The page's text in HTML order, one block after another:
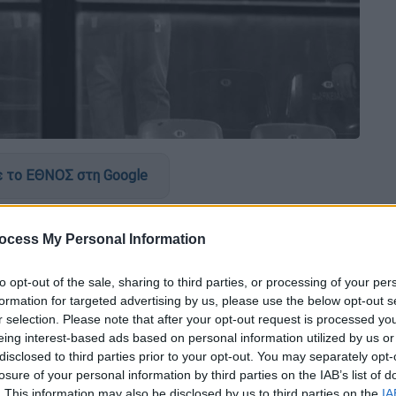
My Personal Information
opt-out of the sale, sharing to third parties, or processing of your
for targeted advertising by us, please use the below opt-out
selection. Please note that after your opt-out request is processed
interest-based ads based on personal information utilized by us
to third parties prior to your opt-out. You may separately
of your personal information by third parties on the IAB’s list of
το ΕΘΝΟΣ στη Google
προσώπου που εμπλέκεται στη
και τον θάνατο τουΆλκη Καμπανού
Πολίτη
θέμα τιμής για την ελληνική αστυνομία
οι ένοχοι και να παραδοθούν στη
ο Αλβανός που είχε φύγει από τη χώρα